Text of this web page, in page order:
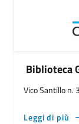
Biblioteca
Vico Santillo n.
Leggi di più